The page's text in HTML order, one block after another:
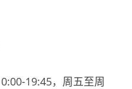
19:45，周五至周